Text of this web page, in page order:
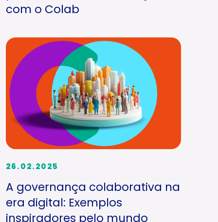
com o Colab
26.02.2025
A governança colaborativa na
era digital: Exemplos
inspiradores pelo mundo